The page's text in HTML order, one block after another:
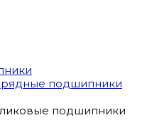
подшипники
подшипники